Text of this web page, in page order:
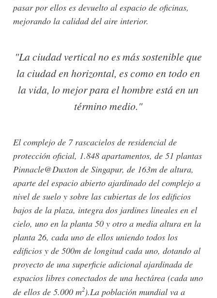
pasar por ellos es devuelto al espacio de oficinas,
mejorando la calidad del aire interior.
"La ciudad vertical no es más sostenible que
la ciudad en horizontal, es como en todo en
la vida, lo mejor para el hombre está en un
término medio."
El complejo de 7 rascacielos de residencial de
protección oficial, 1.848 apartamentos, de 51 plantas
Pinnacle@Duxton de Singapur, de 163m de altura,
aparte del espacio abierto ajardinado del complejo a
nivel de suelo y sobre las cubiertas de los edificios
bajos de la plaza, integra dos jardines lineales en el
cielo, uno en la planta 50 y otro a media altura en la
planta 26, cada uno de ellos uniendo todos los
edificios y de 500m de longitud cada uno, dotando al
proyecto de una superficie adicional ajardinada de
espacios libres conectados de una hectárea (cada uno
de ellos de 5.000 m2).La población mundial va a